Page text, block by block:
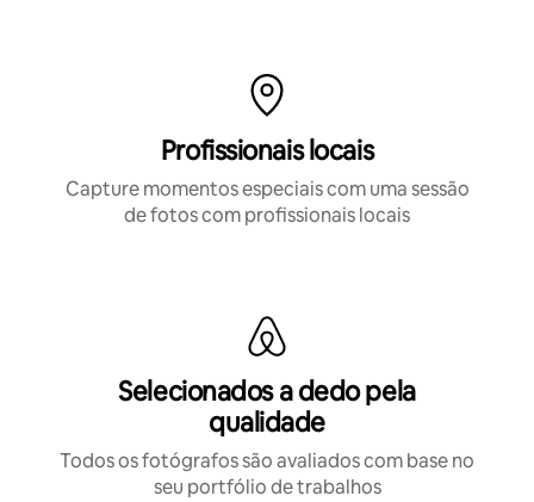
Profissionais locais
Capture momentos especiais com uma sessão
de fotos com profissionais locais
Selecionados a dedo pela
qualidade
Todos os fotógrafos são avaliados com base no
seu portfólio de trabalhos